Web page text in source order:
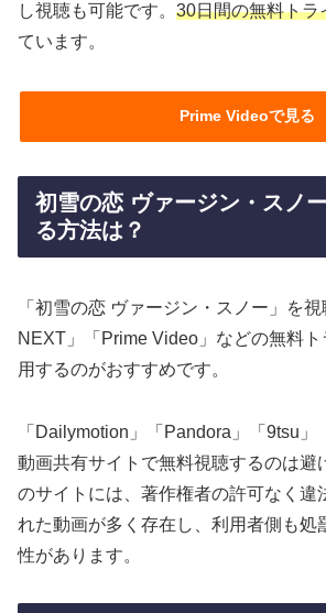
し視聴も可能です。 30日間の無料トラ
ています。
Prime Videoで見る
初雪の恋 ヴァージン・スノ
る方法は？
「初雪の恋 ヴァージン・スノー」を
NEXT」「Prime Video」などの無料
用するのがおすすめです。
「Dailymotion」「Pandora」「9tsu」
動画共有サイトで無料視聴するのは避
のサイトには、著作権者の許可なく違
れた動画が多く存在し、利用者側も処
性があります。